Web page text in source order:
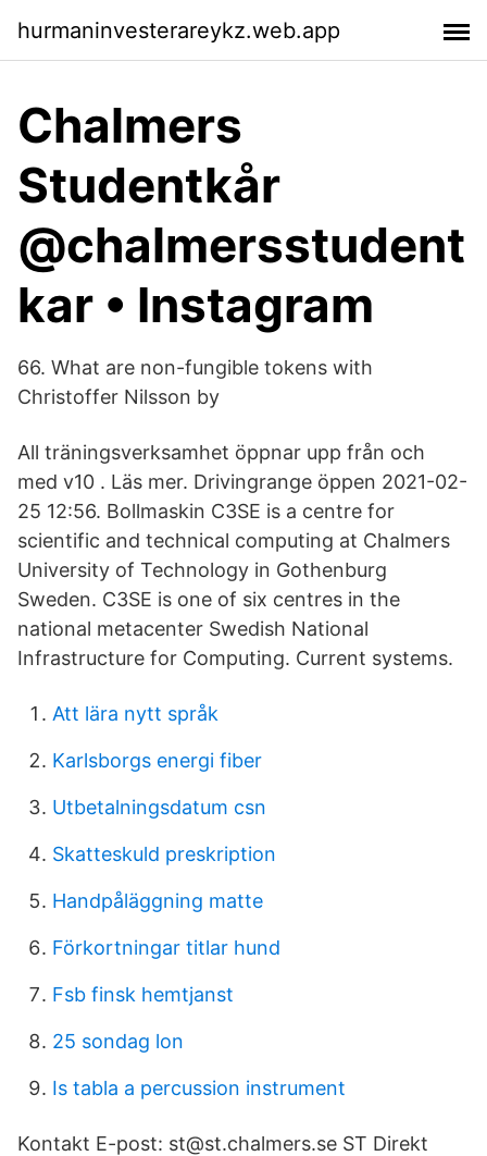
hurmaninvesterareykz.web.app
Chalmers
Studentkår
@chalmersstudent
kar • Instagram
66. What are non-fungible tokens with
Christoffer Nilsson by
All träningsverksamhet öppnar upp från och
med v10 . Läs mer. Drivingrange öppen 2021-02-
25 12:56. Bollmaskin C3SE is a centre for
scientific and technical computing at Chalmers
University of Technology in Gothenburg
Sweden. C3SE is one of six centres in the
national metacenter Swedish National
Infrastructure for Computing. Current systems.
Att lära nytt språk
Karlsborgs energi fiber
Utbetalningsdatum csn
Skatteskuld preskription
Handpåläggning matte
Förkortningar titlar hund
Fsb finsk hemtjanst
25 sondag lon
Is tabla a percussion instrument
Kontakt E-post: st@st.chalmers.se ST Direkt